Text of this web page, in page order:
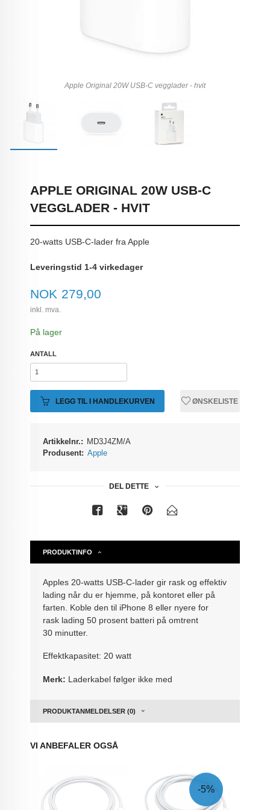
Apple Original 20W USB-C vegglader - hvit
APPLE ORIGINAL 20W USB-C
VEGGLADER - HVIT
20-watts USB-C-lader fra Apple
Leveringstid 1-4 virkedager
Pris
NOK 279,00
inkl. mva.
På lager
ANTALL
LEGG TIL I HANDLEKURVEN ØNSKELISTE
Artikkelnr.: MD3J4ZM/A
Produsent: Apple
DEL DETTE
PRODUKTINFO
Apples 20-watts USB-C-lader gir rask og effektiv
lading når du er hjemme, på kontoret eller på
farten. Koble den til iPhone 8 eller nyere for
rask lading 50 prosent batteri på omtrent
30 minutter.
Effektkapasitet: 20 watt
Merk: Laderkabel følger ikke med
PRODUKTANMELDELSER (0)
VI ANBEFALER OGSÅ
-5%